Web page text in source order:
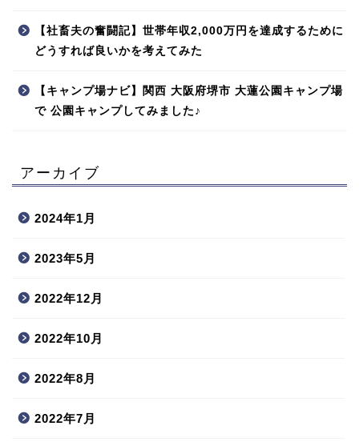
【社畜夫の奮闘記】世帯年収2,000万円を達成するために
どうすれば良いかを考えてみた
【キャンプ場ナビ】関西 大阪府堺市 大蓮公園キャンプ場
で 公園キャンプしてみました♪
アーカイブ
2024年1月
2023年5月
2022年12月
2022年10月
2022年8月
2022年7月